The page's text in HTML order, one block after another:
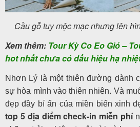
Cầu gỗ tuy mộc mạc nhưng lên
Xem thêm: Tour Kỳ Co Eo Gió –
hot nhất chưa có dấu hiệu hạ
Nhơn Lý là một thiên đường dành
sự hòa mình vào thiên nhiên. Và
đẹp đầy bí ẩn của miền biển xinh
top 5 địa điểm check-in miễn phí